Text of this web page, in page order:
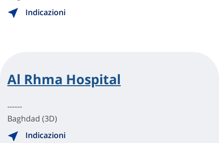
Indicazioni
Al Rhma Hospital
------
Baghdad (3D)
Indicazioni